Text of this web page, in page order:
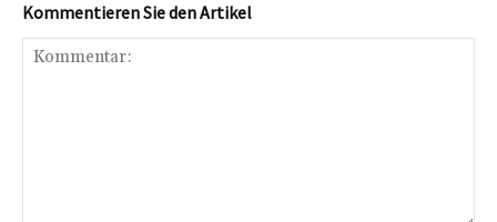
Kommentieren Sie den Artikel